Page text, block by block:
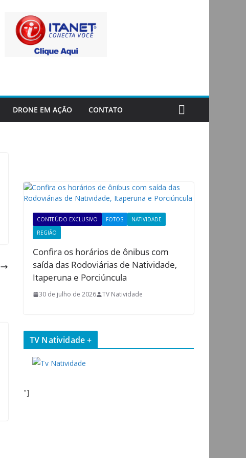
DRONE EM AÇÃO CONTATO
CONTEÚDO EXCLUSIVO FOTOS
NATIVIDADE
REGIÃO
Confira os horários de ônibus com
saída das Rodoviárias de Natividade,
Itaperuna e Porciúncula
30 de julho de 2026 TV Natividade
TV Natividade +
"]